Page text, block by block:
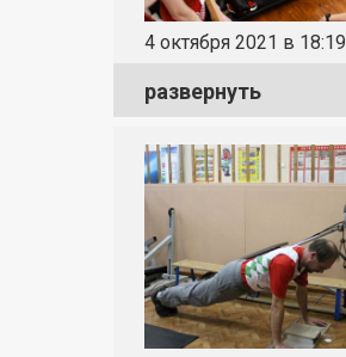
4 октября 2021 в 18:19
развернуть